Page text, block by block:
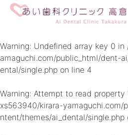
Warning: Undefined array key 0 in
amaguchi.com/public_html/dent-
ental/single.php on line 4
Warning: Attempt to read property
xs563940/kirara-
ntent/themes/ai_dental/single.php